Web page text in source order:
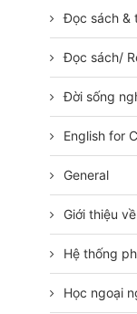
Đọc sách &
Đọc sách/
Đời sống
English for
General
Giới thiệu
Hệ thống
Học ngoại